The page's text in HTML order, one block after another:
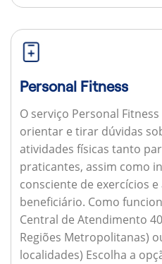
Personal Fitness
O serviço Personal
orientar e tirar dúvidas
atividades físicas tanto
praticantes, assim como
consciente de exercícios
beneficiário. Como
Central de Atendimento
Regiões Metropolitanas)
localidades) Escolha a